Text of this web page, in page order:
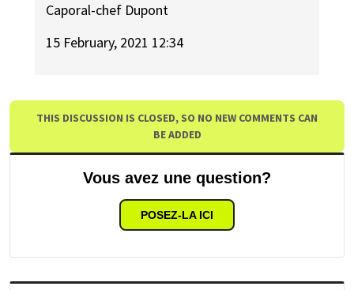
Caporal-chef Dupont
15 February, 2021 12:34
THIS DISCUSSION IS CLOSED, SO NO NEW COMMENTS CAN
BE ADDED
Vous avez une question?
POSEZ-LA ICI